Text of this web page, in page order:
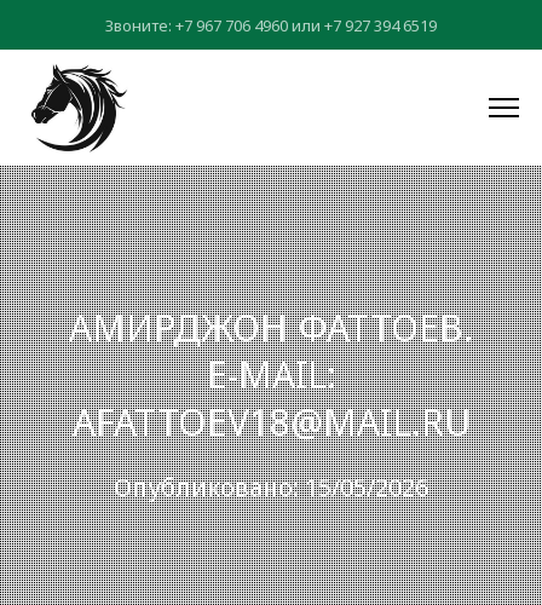
Звоните: +7 967 706 4960или +7 927 394 6519
АМИРДЖОН ФАТТОЕВ.
E-MAIL:
AFATTOEV18@MAIL.RU
Опубликовано: 15/05/2026